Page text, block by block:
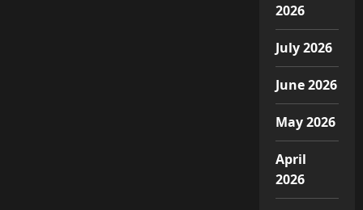
2026
July 2026
June 2026
May 2026
April
2026